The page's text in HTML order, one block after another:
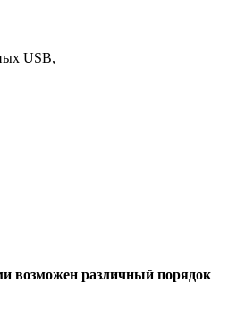
USB,
возможен различный порядок